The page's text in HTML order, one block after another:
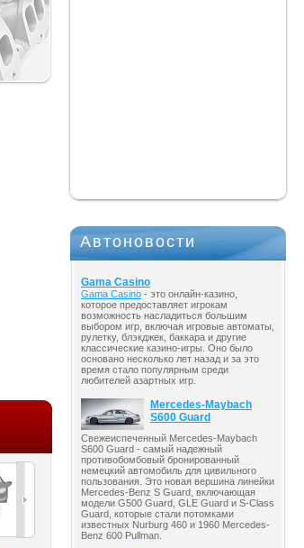
Масла Мост
Автоновости
Gama Casino
Gama Casino - это онлайн-казино,
которое предоставляет игрокам
возможность насладиться большим
выбором игр, включая игровые автоматы,
рулетку, блэкджек, баккара и другие
классические казино-игры. Оно было
основано несколько лет назад и за это
время стало популярным среди
любителей азартных игр.
Mercedes-Maybach
S600 Guard
Свежеиспеченный Mercedes-Maybach
S600 Guard - самый надежный
противобомбовый бронированный
немецкий автомобиль для цивильного
пользования. Это новая вершина линейки
Mercedes-Benz S Guard, включающая
модели G500 Guard, GLE Guard и S-Class
Guard, которые стали потомками
известных Nurburg 460 и 1960 Mercedes-
Benz 600 Pullman.